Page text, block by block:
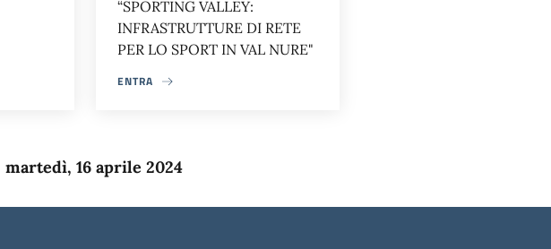
“SPORTING VALLEY:
INFRASTRUTTURE DI RETE
PER LO SPORT IN VAL NURE"
ENTRA
martedì, 16 aprile 2024